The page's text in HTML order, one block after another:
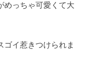
めっちゃ可愛くて大
ゴイ惹きつけられま